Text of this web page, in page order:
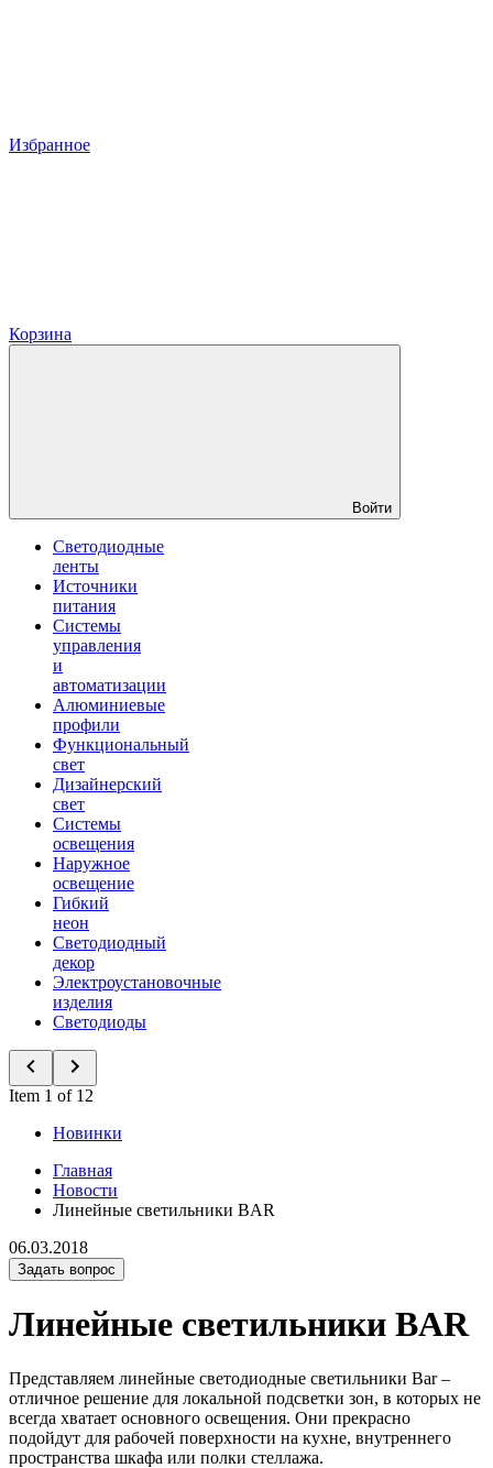
Избранное
Корзина
Войти
Светодиодные
ленты
Источники
питания
Системы
управления
и
автоматизации
Алюминиевые
профили
Функциональный
свет
Дизайнерский
свет
Системы
освещения
Наружное
освещение
Гибкий
неон
Светодиодный
декор
Электроустановочные
изделия
Светодиоды
Item 1 of 12
Новинки
Главная
Новости
Линейные светильники BAR
06.03.2018
Задать вопрос
Линейные светильники BAR
Представляем линейные светодиодные светильники Bar –
отличное решение для локальной подсветки зон, в которых не
всегда хватает основного освещения. Они прекрасно
подойдут для рабочей поверхности на кухне, внутреннего
пространства шкафа или полки стеллажа.